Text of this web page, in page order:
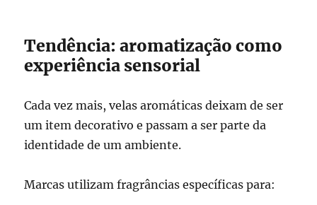
Tendência: aromatização como
experiência sensorial
Cada vez mais, velas aromáticas deixam de ser
um item decorativo e passam a ser parte da
identidade de um ambiente.
Marcas utilizam fragrâncias específicas para: